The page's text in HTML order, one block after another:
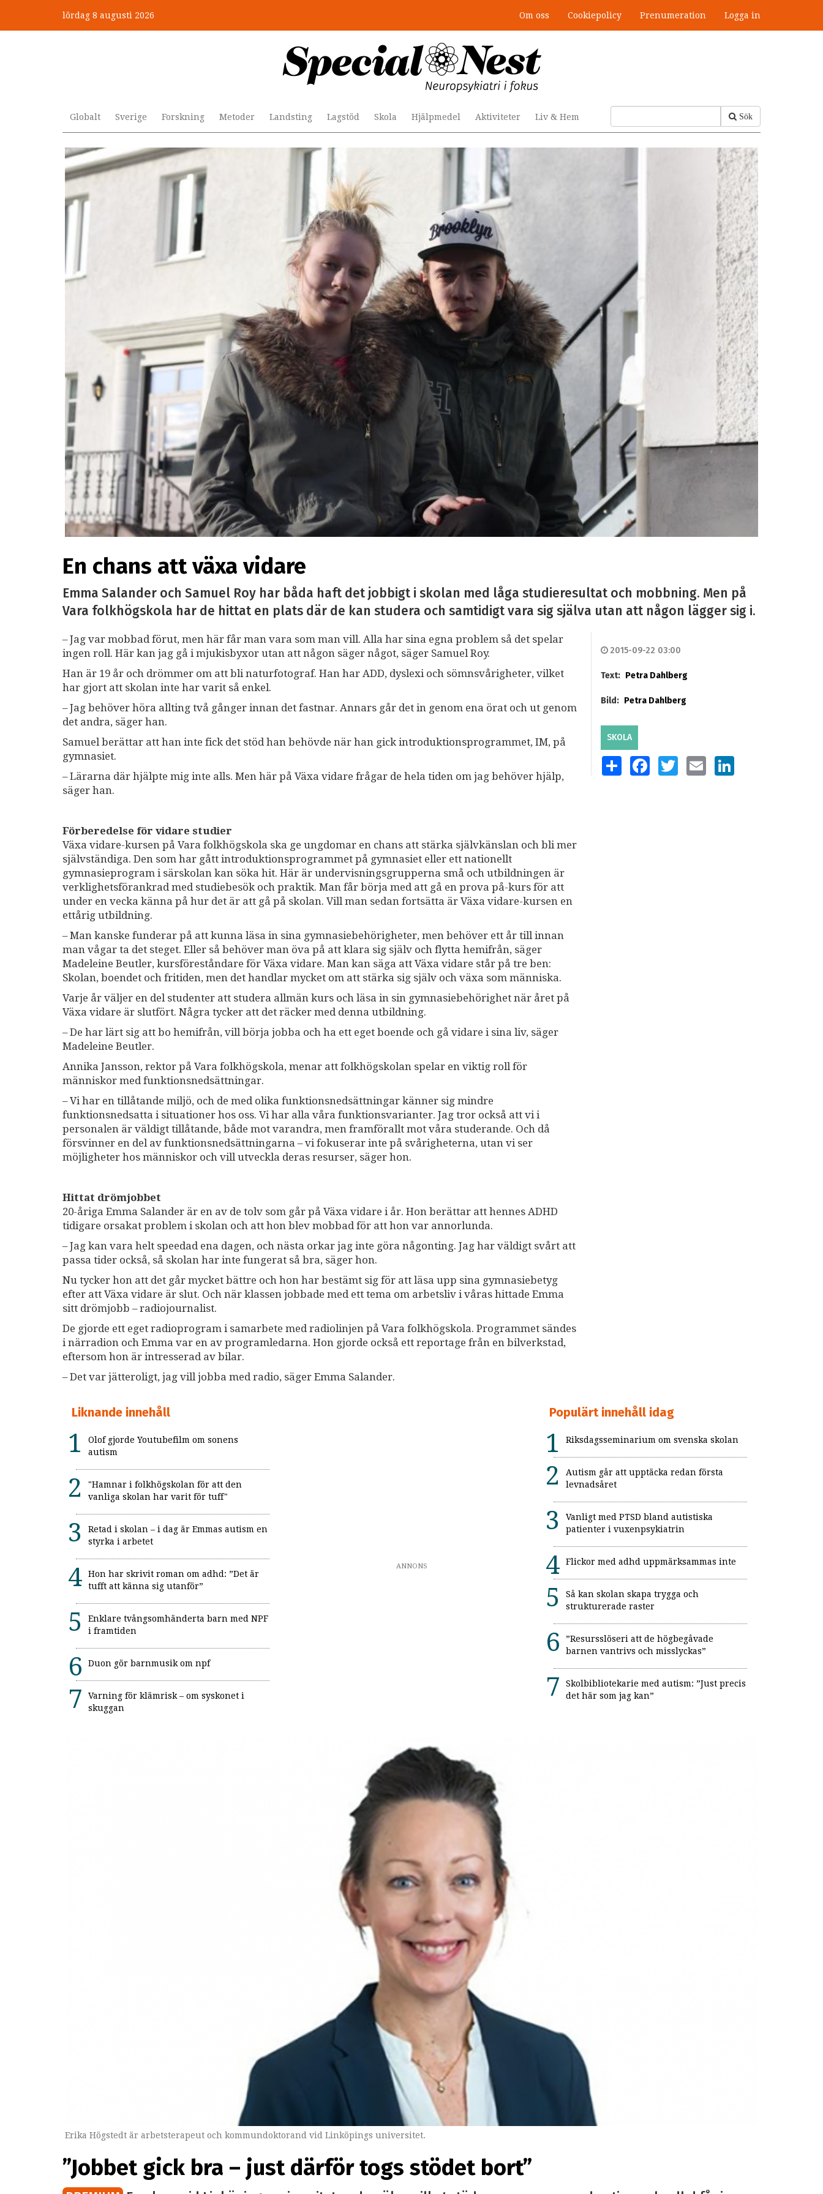
huvudinnehåll
lördag 8 augusti 2026 Om oss Cookiepolicy Prenumeration Logga in
Sök
Globalt Sverige Forskning Metoder Landsting Lagstöd Skola Hjälpmedel Aktiviteter Liv & Hem
En chans att växa vidare
Emma Salander och Samuel Roy har båda haft det jobbigt i skolan med låga studieresultat och mobbning. Men på
Vara folkhögskola har de hittat en plats där de kan studera och samtidigt vara sig själva utan att någon lägger sig i.
– Jag var mobbad förut, men här får man vara som man vill. Alla har sina egna problem så det spelar
ingen roll. Här kan jag gå i mjukisbyxor utan att någon säger något, säger Samuel Roy.
Han är 19 år och drömmer om att bli naturfotograf. Han har ADD, dyslexi och sömnsvårigheter, vilket
har gjort att skolan inte har varit så enkel.
– Jag behöver höra allting två gånger innan det fastnar. Annars går det in genom ena örat och ut genom
det andra, säger han.
Samuel berättar att han inte fick det stöd han behövde när han gick introduktionsprogrammet, IM, på
gymnasiet.
– Lärarna där hjälpte mig inte alls. Men här på Växa vidare frågar de hela tiden om jag behöver hjälp,
säger han.
Förberedelse för vidare studier
Växa vidare-kursen på Vara folkhögskola ska ge ungdomar en chans att stärka självkänslan och bli mer
självständiga. Den som har gått introduktionsprogrammet på gymnasiet eller ett nationellt
gymnasieprogram i särskolan kan söka hit. Här är undervisningsgrupperna små och utbildningen är
verklighetsförankrad med studiebesök och praktik. Man får börja med att gå en prova på-kurs för att
under en vecka känna på hur det är att gå på skolan. Vill man sedan fortsätta är Växa vidare-kursen en
ettårig utbildning.
– Man kanske funderar på att kunna läsa in sina gymnasiebehörigheter, men behöver ett år till innan
man vågar ta det steget. Eller så behöver man öva på att klara sig själv och flytta hemifrån, säger
Madeleine Beutler, kursföreståndare för Växa vidare. Man kan säga att Växa vidare står på tre ben:
Skolan, boendet och fritiden, men det handlar mycket om att stärka sig själv och växa som människa.
Varje år väljer en del studenter att studera allmän kurs och läsa in sin gymnasiebehörighet när året på
Växa vidare är slutfört. Några tycker att det räcker med denna utbildning.
– De har lärt sig att bo hemifrån, vill börja jobba och ha ett eget boende och gå vidare i sina liv, säger
Madeleine Beutler.
Annika Jansson, rektor på Vara folkhögskola, menar att folkhögskolan spelar en viktig roll för
människor med funktionsnedsättningar.
– Vi har en tillåtande miljö, och de med olika funktionsnedsättningar känner sig mindre
funktionsnedsatta i situationer hos oss. Vi har alla våra funktionsvarianter. Jag tror också att vi i
personalen är väldigt tillåtande, både mot varandra, men framförallt mot våra studerande. Och då
försvinner en del av funktionsnedsättningarna – vi fokuserar inte på svårigheterna, utan vi ser
möjligheter hos människor och vill utveckla deras resurser, säger hon.
Hittat drömjobbet
20-åriga Emma Salander är en av de tolv som går på Växa vidare i år. Hon berättar att hennes ADHD
tidigare orsakat problem i skolan och att hon blev mobbad för att hon var annorlunda.
– Jag kan vara helt speedad ena dagen, och nästa orkar jag inte göra någonting. Jag har väldigt svårt att
passa tider också, så skolan har inte fungerat så bra, säger hon.
Nu tycker hon att det går mycket bättre och hon har bestämt sig för att läsa upp sina gymnasiebetyg
efter att Växa vidare är slut. Och när klassen jobbade med ett tema om arbetsliv i våras hittade Emma
sitt drömjobb – radiojournalist.
De gjorde ett eget radioprogram i samarbete med radiolinjen på Vara folkhögskola. Programmet sändes
i närradion och Emma var en av programledarna. Hon gjorde också ett reportage från en bilverkstad,
eftersom hon är intresserad av bilar.
– Det var jätteroligt, jag vill jobba med radio, säger Emma Salander.
2015-09-22 03:00
Text: Petra Dahlberg
Bild: Petra Dahlberg
SKOLA
SHARE FACEBOOKTWITTEREMAIL LINKEDIN
Liknande innehåll
Olof gjorde Youtubefilm om sonens
autism
"Hamnar i folkhögskolan för att den
vanliga skolan har varit för tuff"
Retad i skolan – i dag är Emmas autism en
styrka i arbetet
Hon har skrivit roman om adhd: ”Det är
tufft att känna sig utanför”
Enklare tvångsomhänderta barn med NPF
i framtiden
Duon gör barnmusik om npf
Varning för klämrisk – om syskonet i
skuggan
ANNONS
Populärt innehåll idag
Riksdagsseminarium om svenska skolan
Autism går att upptäcka redan första
levnadsåret
Vanligt med PTSD bland autistiska
patienter i vuxenpsykiatrin
Flickor med adhd uppmärksammas inte
Så kan skolan skapa trygga och
strukturerade raster
”Resursslöseri att de högbegåvade
barnen vantrivs och misslyckas”
Skolbibliotekarie med autism: ”Just precis
det här som jag kan”
”Jobbet gick bra – just därför togs stödet bort”
Erika Högstedt är arbetsterapeut och kommundoktorand vid Linköpings universitet.
”Jobbet gick bra – just därför togs stödet bort”